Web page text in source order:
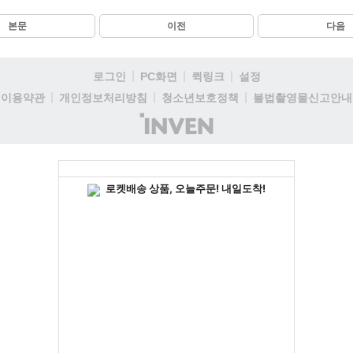
본문 이전 다음
로그인 PC화면 퀵링크
설정
이용약관
개인정보처리방침 청소년보호정책
불법촬영물신고안내
(주)
인